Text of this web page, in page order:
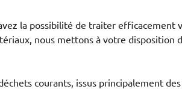
la possibilité de traiter
nous mettons à votre disposition
courants, issus principalement